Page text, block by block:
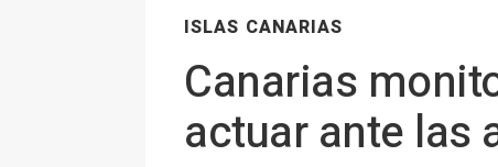
ISLAS CANARIAS
Canarias
actuar ante las